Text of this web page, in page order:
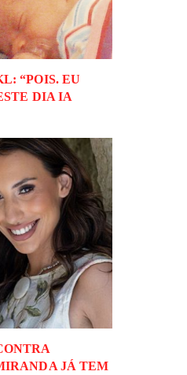
“POIS. EU
DIA IA
JÁ TEM